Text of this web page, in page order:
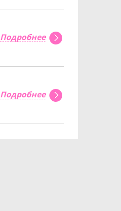
Подробнее
Подробнее